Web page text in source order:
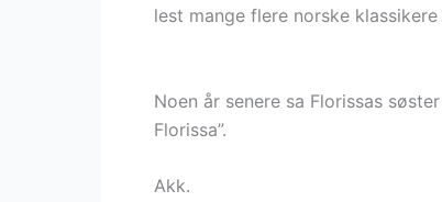
lest mange flere norske
Noen år senere sa Florissas
Florissa”.
Akk.